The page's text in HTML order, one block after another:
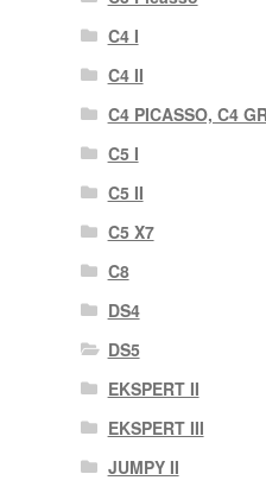
C4 I
C4 II
C4 PICASSO, C4
C5 I
C5 II
C5 X7
C8
DS4
DS5
EKSPERT II
EKSPERT III
JUMPY II